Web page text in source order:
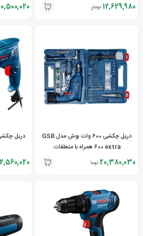
12,629,980 تومان
دریل چکشی 600 وات بوش مدل GSB
600 extra همراه با متعلقات
20,380,030 تومان